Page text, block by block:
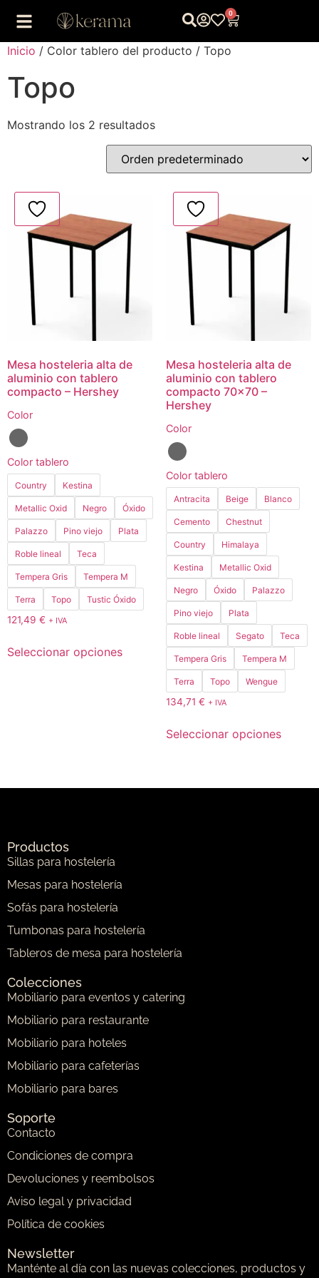
0
Inicio / Color tablero del producto / Topo
Topo
Mostrando los 2 resultados
Mesa hosteleria alta de
aluminio con tablero
compacto – Hershey
Color
Color tablero
Country Kestina
Metallic Oxid Negro Óxido
Palazzo Pino viejo Plata
Roble lineal Teca
Tempera Gris Tempera M
Terra Topo Tustic Óxido
121,49 € + IVA
Seleccionar opciones
Mesa hosteleria alta de
aluminio con tablero
compacto 70×70 –
Hershey
Color
Color tablero
Antracita Beige Blanco
Cemento Chestnut
Country Himalaya
Kestina Metallic Oxid
Negro Óxido Palazzo
Pino viejo Plata
Roble lineal Segato Teca
Tempera Gris Tempera M
Terra Topo Wengue
134,71 € + IVA
Seleccionar opciones
Productos
Sillas para hostelería
Mesas para hostelería
Sofás para hostelería
Tumbonas para hostelería
Tableros de mesa para hostelería
Colecciones
Mobiliario para eventos y catering
Mobiliario para restaurante
Mobiliario para hoteles
Mobiliario para cafeterías
Mobiliario para bares
Soporte
Contacto
Condiciones de compra
Devoluciones y reembolsos
Aviso legal y privacidad
Política de cookies
Newsletter
Manténte al día con las nuevas colecciones, productos y